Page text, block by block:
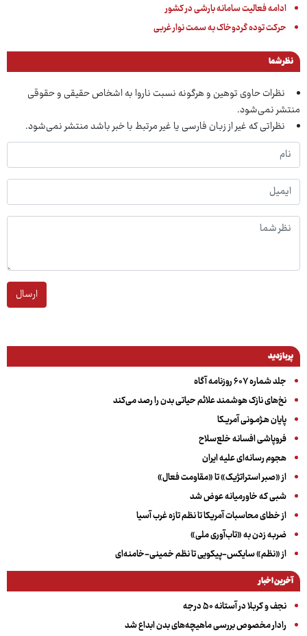
ادامه فعالیت سامانه بارشی در کشور
حرکت توده گردوخاک به سمت نوار غربی
نظر شما
نظرات حاوی توهین و هرگونه نسبت ناروا به اشخاص حقیقی و حقوقی
منتشر نمی‌شود.
نظراتی که غیر از زبان فارسی یا غیر مرتبط با خبر باشد منتشر نمی‌شود.
ارسال
پربازدید
جلد شماره ۶۰۷ روزنامه آگاه
نخ‌های نازک هوشمند علائم حیاتی بدن را رصد می‌کند
پایان هـژمـونی آمریـکا
فروپاشی افسانه خلع‌سلاح
هجوم رسانه‌ای علیه ایران
از «صبر استراتژیک» تا «مقاومت فعال»
شبی که خاورمیانه عوض شد
از خطای محاسبات آمریکا تا نظم تازه غرب آسیا
ضربه زدن به «تاب‌آوری ملی»
از «نظم» سایکس-پیکویی تا نظم خمینی-خامنه‌ای
آخرین اخبار
نجف و کربلا در آستانه ۵۰ درجه
رادار مخصوص بررسی ماهیچه‌های بدن ابداع شد